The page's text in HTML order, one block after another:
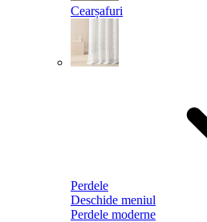
Cearșafuri
Perdele
Deschide meniul
Perdele moderne